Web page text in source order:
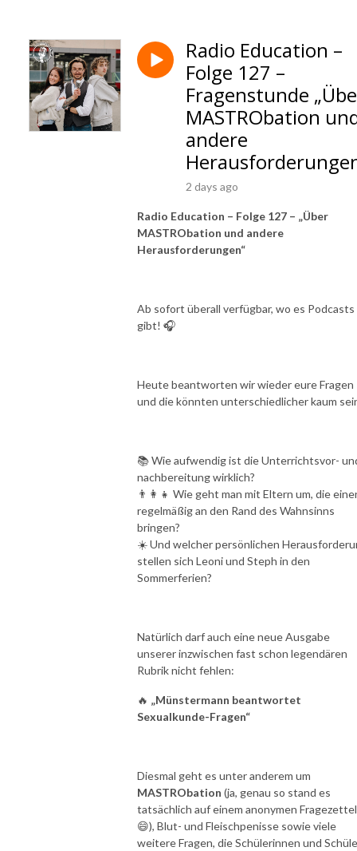
Radio Education –
Folge 127 –
Fragenstunde
MASTRObation
andere
2 days ago
Radio Education – Folge 127 – „Über
MASTRObation und andere
Herausforderungen“
Ab sofort überall verfügbar, wo es Podcasts
gibt! 🎧
Heute beantworten wir wieder eure Fragen
und die könnten unterschiedlicher kaum
📚 Wie aufwendig ist die Unterrichtsvor-
nachbereitung wirklich?
👨‍👩‍👧 Wie geht man mit Eltern um, die
regelmäßig an den Rand des Wahnsinns
bringen?
☀️ Und welcher persönlichen
stellen sich Leoni und Steph in den
Sommerferien?
Natürlich darf auch eine neue Ausgabe
unserer inzwischen fast schon legendären
Rubrik nicht fehlen:
🔥 „Münstermann beantwortet
Sexualkunde-Fragen“
Diesmal geht es unter anderem um
MASTRObation (ja, genau so stand es
tatsächlich auf einem anonymen Fragezettel
😄), Blut- und Fleischpenisse sowie viele
weitere Fragen, die Schülerinnen und